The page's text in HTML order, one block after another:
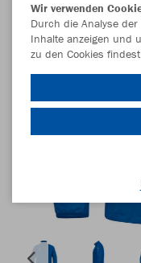
Wir verwenden
Durch die Analyse
Inhalte anzeigen und
zu den Cookies